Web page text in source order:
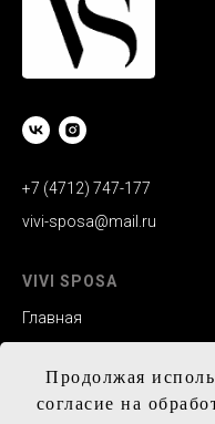
Продолжая
согласие на
+7 (4712) 747-177
vivi-sposa@mail.ru
VIVI SPOSA
Главная
Контакты